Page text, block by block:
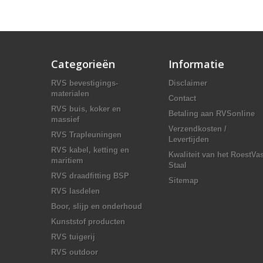
Categorieën
RVS bevestigings-
materialen
RVS buis, koker en
massief
RVS Trapleuningen
RVS kabel, ketting en
maritiem
RVS draadfitting BSP
RVS lasdelen
Boor, slijp en onderhoud
Kunststof producten
RVS tuigerij
RVS outdoor
Informatie
Disclaimer
Contact
Betaling aan RVSonline
Verzendkosten /
Levertijden
Kwaliteit van het
Staal
Sitemap